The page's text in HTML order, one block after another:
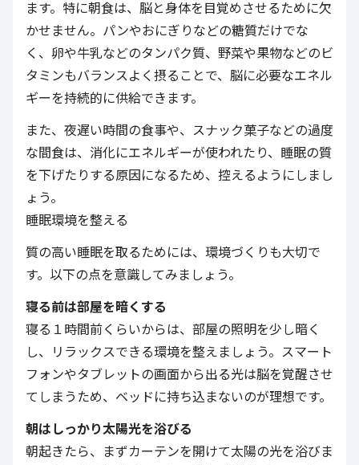
ます。特に朝食は、脳と身体を目覚めさせるために欠
かせません。パンやおにぎりなどの糖質だけでな
く、卵や牛乳などのタンパク質、野菜や果物などのビ
タミンもバランスよく摂ることで、脳に必要なエネル
ギーを持続的に供給できます。
また、夜遅い時間の食事や、スナック菓子などの過度
な間食は、消化にエネルギーが使われたり、睡眠の質
を下げたりする原因になるため、控えるようにしまし
ょう。
睡眠環境を整える
質の高い睡眠を取るためには、環境づくりも大切で
す。以下の点を意識してみましょう。
寝る前は部屋を暗くする
寝る１時間前くらいからは、部屋の照明を少し暗く
し、リラックスできる環境を整えましょう。スマート
フォンやタブレットの画面から出る光は脳を覚醒させ
てしまうため、ベッドに持ち込まないのが理想です。
朝はしっかり太陽光を浴びる
朝起きたら、まずカーテンを開けて太陽の光を浴びま